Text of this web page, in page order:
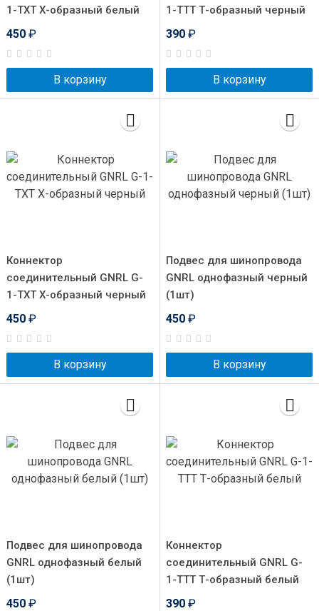
1-TXT Х-образный белый
450 ₽
В корзину
1-TTT Т-образный черный
390 ₽
В корзину
Коннектор
соединительный GNRL G-
1-TXT Х-образный черный
450 ₽
В корзину
Подвес для шинопровода
GNRL однофазный черный
(1шт)
450 ₽
В корзину
Подвес для шинопровода
GNRL однофазный белый
(1шт)
450 ₽
Коннектор
соединительный GNRL G-
1-TTT Т-образный белый
390 ₽